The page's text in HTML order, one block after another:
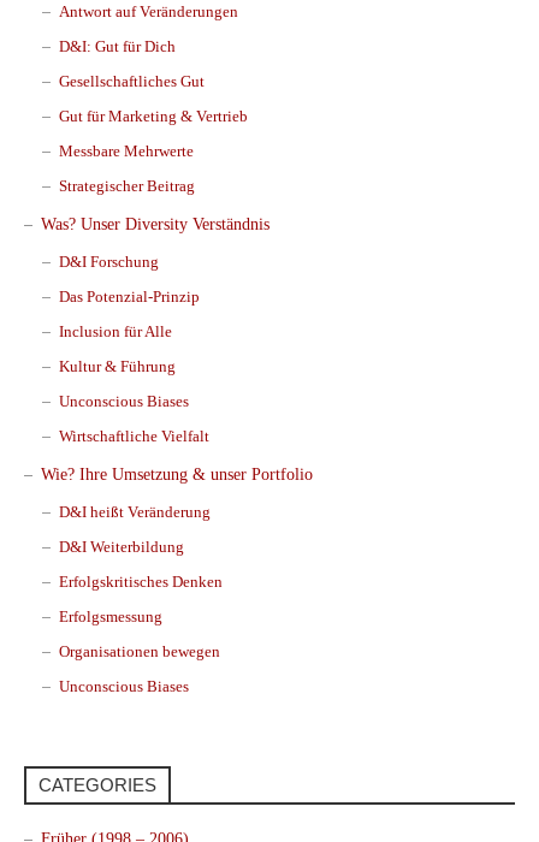
Antwort auf Veränderungen
D&I: Gut für Dich
Gesellschaftliches Gut
Gut für Marketing & Vertrieb
Messbare Mehrwerte
Strategischer Beitrag
Was? Unser Diversity Verständnis
D&I Forschung
Das Potenzial-Prinzip
Inclusion für Alle
Kultur & Führung
Unconscious Biases
Wirtschaftliche Vielfalt
Wie? Ihre Umsetzung & unser Portfolio
D&I heißt Veränderung
D&I Weiterbildung
Erfolgskritisches Denken
Erfolgsmessung
Organisationen bewegen
Unconscious Biases
CATEGORIES
Früher (1998 – 2006)